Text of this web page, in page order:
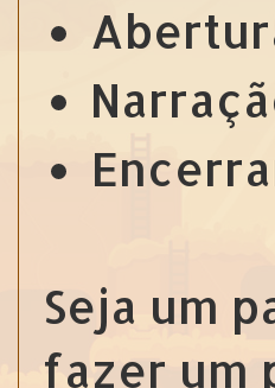
Seja um
fazer um